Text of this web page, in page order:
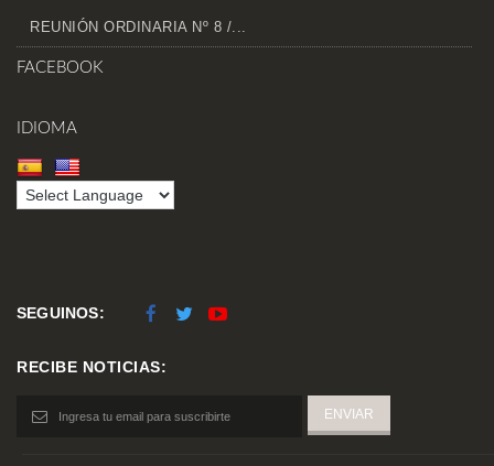
REUNIÓN ORDINARIA Nº 8 /...
FACEBOOK
IDIOMA
SEGUINOS:
RECIBE NOTICIAS: